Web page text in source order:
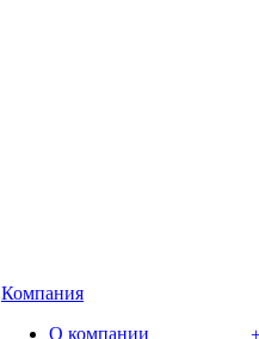
Компания
О компании